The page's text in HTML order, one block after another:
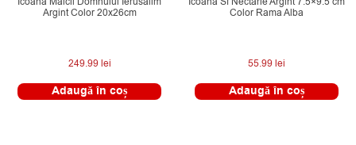
Argint Color 20x26cm
249.99lei
Adaugă în coș
Color Rama Alba
55.99lei
Adaugă în coș